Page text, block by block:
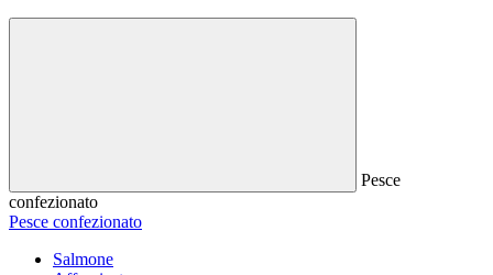
Pesce
confezionato
Pesce confezionato
Salmone